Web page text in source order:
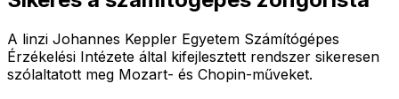
A linzi Johannes Keppler Egyetem Számítógépes
Érzékelési Intézete által kifejlesztett rendszer sikeresen
szólaltatott meg Mozart- és Chopin-műveket.